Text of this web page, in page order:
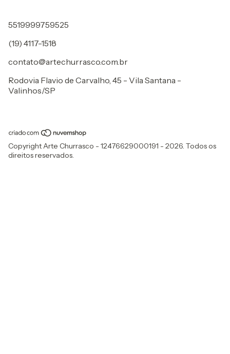
5519999759525
(19) 4117-1518
contato@artechurrasco.com.br
Rodovia Flavio de Carvalho, 45 - Vila Santana -
Valinhos/SP
Copyright Arte Churrasco - 12476629000191 - 2026. Todos os
direitos reservados.